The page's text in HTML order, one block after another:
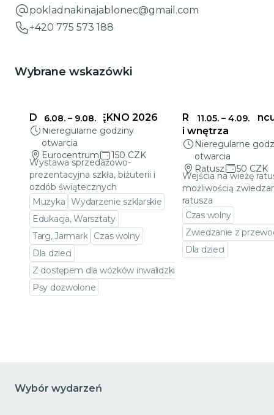
pokladnakinajablonec@gmail.com
+420 775 573 188
Wybrane wskazówki
6.08. – 9.08.
DELIKATNE PIĘKNO 2026
Nieregularne godziny
otwarcia
Eurocentrum
150 CZK
Wystawa sprzedażowo-
prezentacyjna szkła, biżuterii i
ozdób świątecznych
Muzyka Wydarzenie szklarskie
Edukacja, Warsztaty
Targ, Jarmark
Czas wolny
Dla dzieci
Z dostępem dla wózków inwalidzkich
Psy dozwolone
11.05. – 4.09.
Ratusz w
i wnętrza
Nieregularne
otwarcia
Ratusz
50 CZK
Wejścia na wieżę
możliwością
ratusza
Czas wolny
Zwiedzanie z
Dla dzieci
Wybór wydarzeń